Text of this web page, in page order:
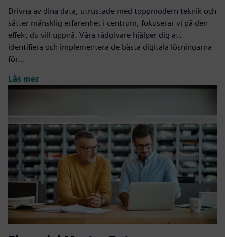
Drivna av dina data, utrustade med toppmodern teknik och
sätter mänsklig erfarenhet i centrum, fokuserar vi på den
effekt du vill uppnå. Våra rådgivare hjälper dig att
identifiera och implementera de bästa digitala lösningarna
för...
Läs mer